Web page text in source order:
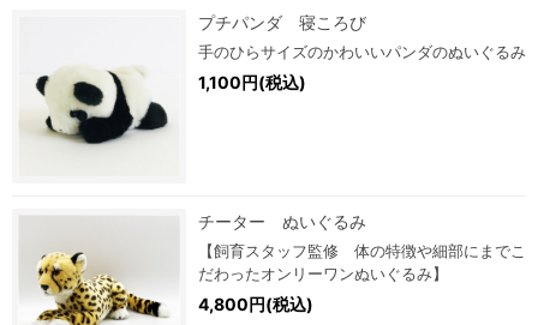
プチパンダ 寝ころび
手のひらサイズのかわいいパンダのぬいぐるみ
1,100円(税込)
チーター ぬいぐるみ
【飼育スタッフ監修 体の特徴や細部にまでこ
だわったオンリーワンぬいぐるみ】
4,800円(税込)